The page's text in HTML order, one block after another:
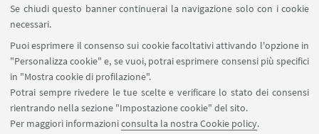
Se chiudi questo banner continuerai la navigazione solo con i cookie
necessari.
Puoi esprimere il consenso sui cookie facoltativi attivando l'opzione in
"Personalizza cookie" e, se vuoi, potrai esprimere consensi più specifici
in "Mostra cookie di profilazione".
Potrai sempre rivedere le tue scelte e verificare lo stato dei consensi
rientrando nella sezione "Impostazione cookie" del sito.
Per maggiori informazioniconsulta la nostra Cookie policy.
SEGUI UNIBO SU:
APP: